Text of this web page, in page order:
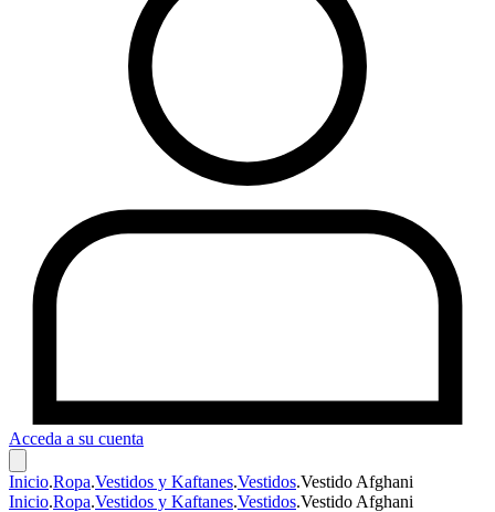
Acceda a su cuenta
Inicio.Ropa.Vestidos y Kaftanes.Vestidos.Vestido Afghani
Inicio.Ropa.Vestidos y Kaftanes.Vestidos.Vestido Afghani